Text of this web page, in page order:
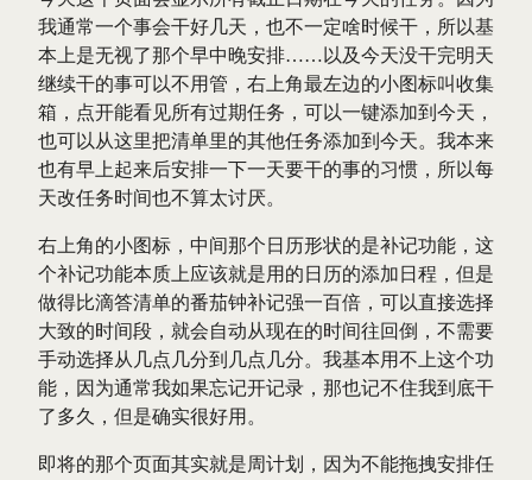
我通常一个事会干好几天，也不一定啥时候干，所以基
本上是无视了那个早中晚安排……以及今天没干完明天
继续干的事可以不用管，右上角最左边的小图标叫收集
箱，点开能看见所有过期任务，可以一键添加到今天，
也可以从这里把清单里的其他任务添加到今天。我本来
也有早上起来后安排一下一天要干的事的习惯，所以每
天改任务时间也不算太讨厌。
右上角的小图标，中间那个日历形状的是补记功能，这
个补记功能本质上应该就是用的日历的添加日程，但是
做得比滴答清单的番茄钟补记强一百倍，可以直接选择
大致的时间段，就会自动从现在的时间往回倒，不需要
手动选择从几点几分到几点几分。我基本用不上这个功
能，因为通常我如果忘记开记录，那也记不住我到底干
了多久，但是确实很好用。
即将的那个页面其实就是周计划，因为不能拖拽安排任